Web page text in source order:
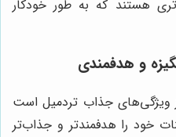
هستند که به طور خودکار
و هدفمندی
ویژگی‌های جذاب تردمیل است
خود را هدفمندتر و جذاب‌تر